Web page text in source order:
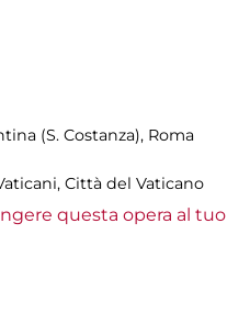
(S. Costanza), Roma
Città del Vaticano
questa opera al tuo